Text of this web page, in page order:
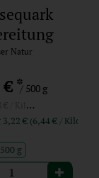
Glas
Natur
€*/ 500 g
1 * 500 g (6,78 € / Kilogramm)
ab 6: 500 g 3,22 € (6,44 € /
500 g